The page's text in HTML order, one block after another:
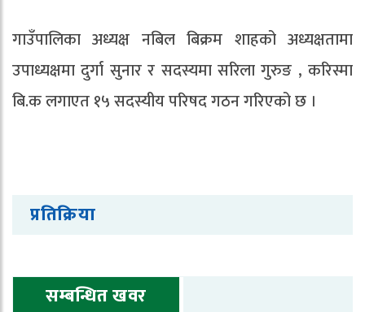
गाउँपालिका अध्यक्ष नबिल बिक्रम शाहको अध्यक्षतामा
उपाध्यक्षमा दुर्गा सुनार र सदस्यमा सरिला गुरुङ , करिस्मा
बि.क लगाएत १५ सदस्यीय परिषद गठन गरिएको छ ।
प्रतिक्रिया
सम्बन्धित खवर